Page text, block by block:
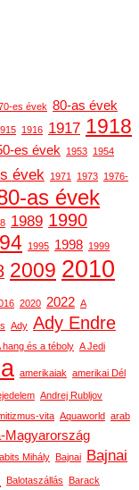
es évek 80-as évek
1916 1917 1918
es évek 1953 1954
évek 1971 1973 1976-
as évek
1989 1990
1995 1998 1999
2009 2010
2020 2022 A
Ady Ady Endre
hang és a téboly A Jedi
amerikaiak amerikai Dél
Andrej Rubljov
vita Aquaworld arab
Magyarország
Mihály Bajnai Bajnai
Balotaszállás
Barack